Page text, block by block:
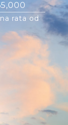
rata od